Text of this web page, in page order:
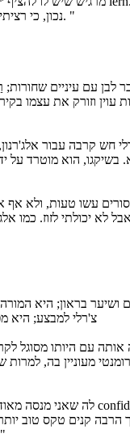
aktually beggd לשמש. ו thats נכון, כי רציתי להיות חכם. "
לבן עם עיניים שחורות;
עוין וזורק את עצמו
חש קרבה עבור
בשיקגו, הוא מוטרד על
לא יכולתי לזוז. כמו
ושיער בראון; היא
צ'רלי למבצע; היא
מעוניין בה,
האחרים. אני